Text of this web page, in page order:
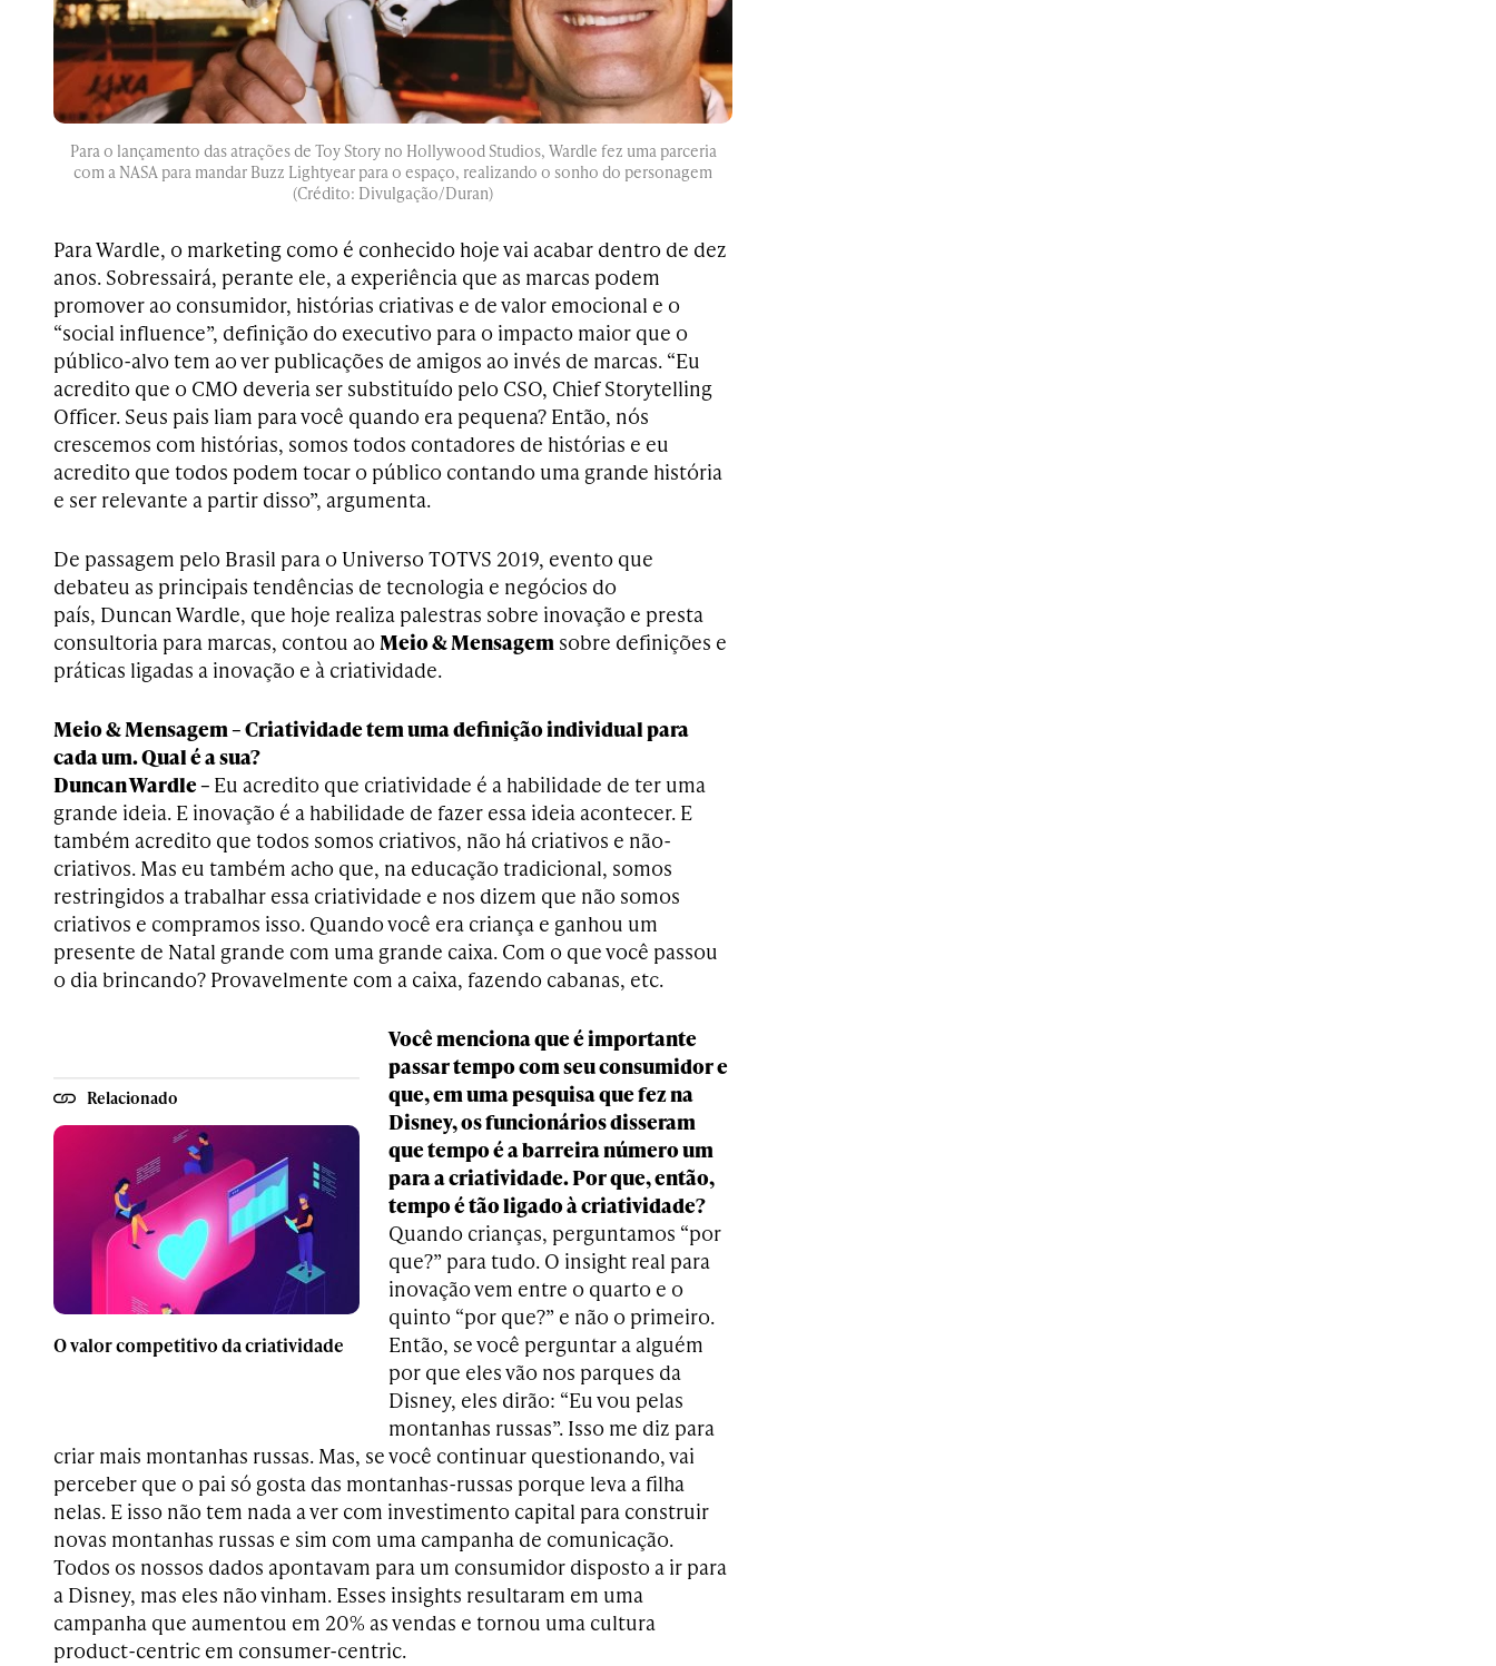
Para o lançamento das atrações de Toy Story no Hollywood Studios, Wardle fez uma parceria
com a NASA para mandar Buzz Lightyear para o espaço, realizando o sonho do personagem
(Crédito: Divulgação/Duran)
Para Wardle, o marketing como é conhecido hoje vai acabar dentro de dez
anos. Sobressairá, perante ele, a experiência que as marcas podem
promover ao consumidor, histórias criativas e de valor emocional e o
“social influence”, definição do executivo para o impacto maior que o
público-alvo tem ao ver publicações de amigos ao invés de marcas. “Eu
acredito que o CMO deveria ser substituído pelo CSO, Chief Storytelling
Officer. Seus pais liam para você quando era pequena? Então, nós
crescemos com histórias, somos todos contadores de histórias e eu
acredito que todos podem tocar o público contando uma grande história
e ser relevante a partir disso”, argumenta.
De passagem pelo Brasil para o Universo TOTVS 2019, evento que
debateu as principais tendências de tecnologia e negócios do
país, Duncan Wardle, que hoje realiza palestras sobre inovação e presta
consultoria para marcas, contou ao Meio & Mensagem sobre definições e
práticas ligadas a inovação e à criatividade.
Meio & Mensagem – Criatividade tem uma definição individual para
cada um. Qual é a sua?
Duncan Wardle – Eu acredito que criatividade é a habilidade de ter uma
grande ideia. E inovação é a habilidade de fazer essa ideia acontecer. E
também acredito que todos somos criativos, não há criativos e não-
criativos. Mas eu também acho que, na educação tradicional, somos
restringidos a trabalhar essa criatividade e nos dizem que não somos
criativos e compramos isso. Quando você era criança e ganhou um
presente de Natal grande com uma grande caixa. Com o que você passou
o dia brincando? Provavelmente com a caixa, fazendo cabanas, etc.
Relacionado
O valor competitivo da criatividade
Você menciona que é importante
passar tempo com seu consumidor e
que, em uma pesquisa que fez na
Disney, os funcionários disseram
que tempo é a barreira número um
para a criatividade. Por que, então,
tempo é tão ligado à criatividade?
Quando crianças, perguntamos “por
que?” para tudo. O insight real para
inovação vem entre o quarto e o
quinto “por que?” e não o primeiro.
Então, se você perguntar a alguém
por que eles vão nos parques da
Disney, eles dirão: “Eu vou pelas
montanhas russas”. Isso me diz para
criar mais montanhas russas. Mas, se você continuar questionando, vai
perceber que o pai só gosta das montanhas-russas porque leva a filha
nelas. E isso não tem nada a ver com investimento capital para construir
novas montanhas russas e sim com uma campanha de comunicação.
Todos os nossos dados apontavam para um consumidor disposto a ir para
a Disney, mas eles não vinham. Esses insights resultaram em uma
campanha que aumentou em 20% as vendas e tornou uma cultura
product-centric em consumer-centric.